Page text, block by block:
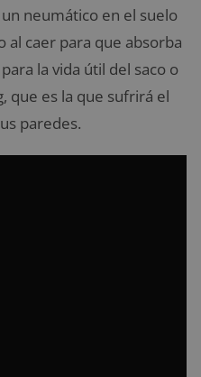
neumático en el suelo
al caer para que absorba
la vida útil del saco o
que es la que sufrirá el
paredes.